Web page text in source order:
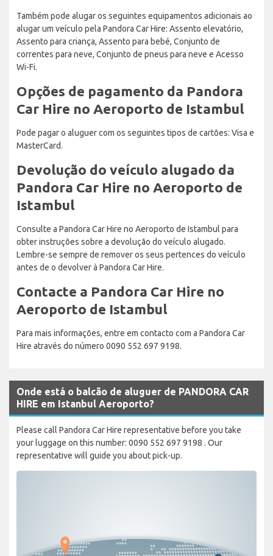
Também pode alugar os seguintes equipamentos adicionais ao
alugar um veículo pela Pandora Car Hire: Assento elevatório,
Assento para criança, Assento para bebé, Conjunto de
correntes para neve, Conjunto de pneus para neve e Acesso
Wi-Fi.
Opções de pagamento da Pandora
Car Hire no Aeroporto de Istambul
Pode pagar o aluguer com os seguintes tipos de cartões: Visa e
MasterCard.
Devolução do veículo alugado da
Pandora Car Hire no Aeroporto de
Istambul
Consulte a Pandora Car Hire no Aeroporto de Istambul para
obter instruções sobre a devolução do veículo alugado.
Lembre-se sempre de remover os seus pertences do veículo
antes de o devolver à Pandora Car Hire.
Contacte a Pandora Car Hire no
Aeroporto de Istambul
Para mais informações, entre em contacto com a Pandora Car
Hire através do número 0090 552 697 9198.
Onde está o balcão de aluguer de PANDORA CAR
HIRE em Istanbul Aeroporto?
Please call Pandora Car Hire representative before you take
your luggage on this number: 0090 552 697 9198 . Our
representative will guide you about pick-up.